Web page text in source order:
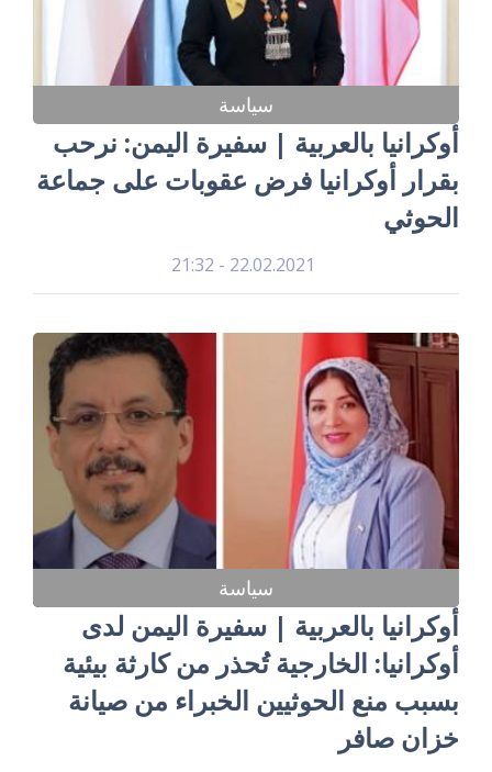
سياسة
أوكرانيا بالعربية | سفيرة اليمن: نرحب
بقرار أوكرانيا فرض عقوبات على جماعة
الحوثي
22.02.2021 - 21:32
سياسة
أوكرانيا بالعربية | سفيرة اليمن لدى
أوكرانيا: الخارجية تُحذر من كارثة بيئية
بسبب منع الحوثيين الخبراء من صيانة
خزان صافر